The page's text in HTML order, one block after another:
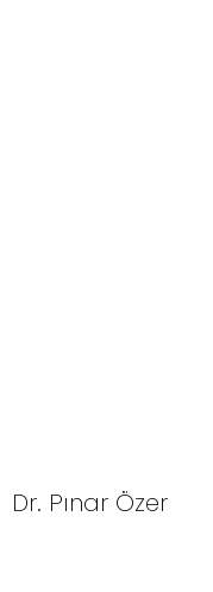
Dr. Pınar Özer